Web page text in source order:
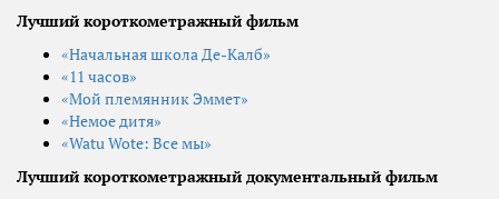
Лучший короткометражный фильм
«Начальная школа Де-Калб»
«11 часов»
«Мой племянник Эммет»
«Немое дитя»
«Watu Wote: Все мы»
Лучший короткометражный документальный фильм